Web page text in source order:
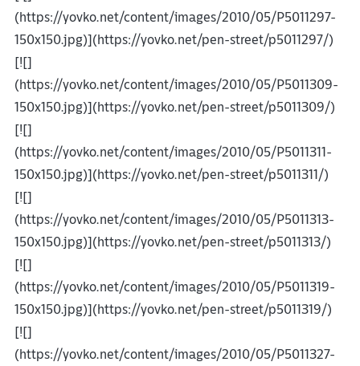
(https://yovko.net/content/images/2010/05/P5011297-
150x150.jpg)](https://yovko.net/pen-street/p5011297/)
[![]
(https://yovko.net/content/images/2010/05/P5011309-
150x150.jpg)](https://yovko.net/pen-street/p5011309/)
[![]
(https://yovko.net/content/images/2010/05/P5011311-
150x150.jpg)](https://yovko.net/pen-street/p5011311/)
[![]
(https://yovko.net/content/images/2010/05/P5011313-
150x150.jpg)](https://yovko.net/pen-street/p5011313/)
[![]
(https://yovko.net/content/images/2010/05/P5011319-
150x150.jpg)](https://yovko.net/pen-street/p5011319/)
[![]
(https://yovko.net/content/images/2010/05/P5011327-